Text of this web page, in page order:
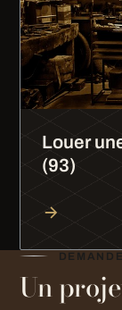
Louer
(93)
Un